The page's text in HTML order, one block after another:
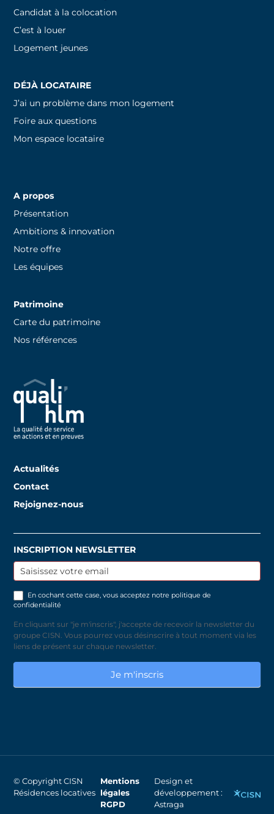
Candidat à la colocation
C’est à louer
Logement jeunes
DÉJÀ LOCATAIRE
J’ai un problème dans mon logement
Foire aux questions
Mon espace locataire
A propos
Présentation
Ambitions & innovation
Notre offre
Les équipes
Patrimoine
Carte du patrimoine
Nos références
Actualités
Contact
Rejoignez-nous
Inscription
newsletter
INSCRIPTION NEWSLETTER
En cochant cette case, vous acceptez notre politique de
confidentialité
En cliquant sur "je m'inscris", j'accepte de recevoir la newsletter du
groupe CISN. Vous pourrez vous désinscrire à tout moment via les
liens de présent sur chaque newsletter.
Je m'inscris
© Copyright CISN
Résidences locatives
Mentions
légales
RGPD
Design et
développement :
Astraga